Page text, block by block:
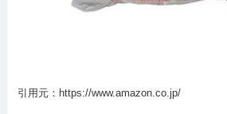
引用元：https://www.amazon.co.jp/